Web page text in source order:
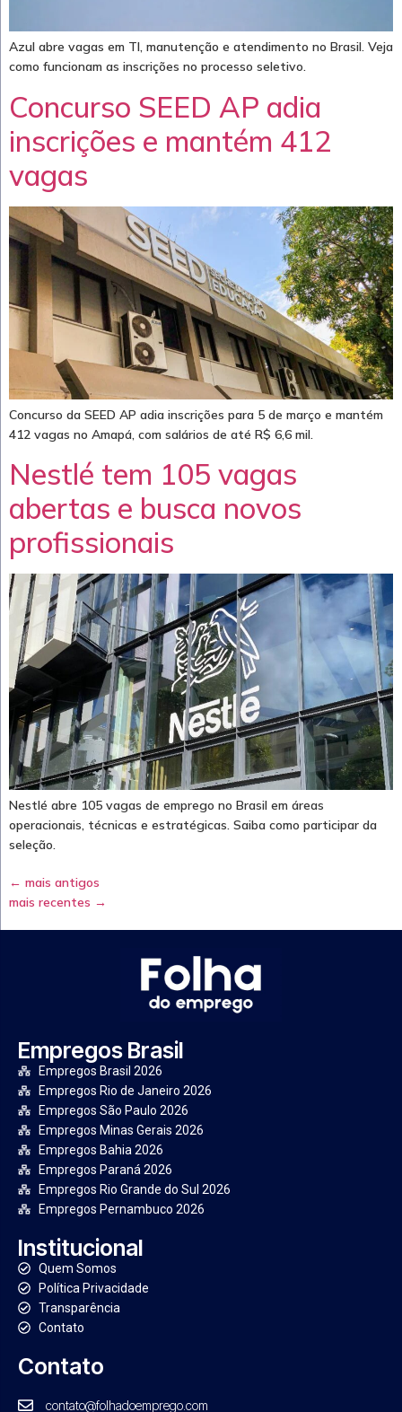
Azul abre vagas em TI, manutenção e atendimento no Brasil. Veja
como funcionam as inscrições no processo seletivo.
Concurso SEED AP adia
inscrições e mantém 412
vagas
Concurso da SEED AP adia inscrições para 5 de março e mantém
412 vagas no Amapá, com salários de até R$ 6,6 mil.
Nestlé tem 105 vagas
abertas e busca novos
profissionais
Nestlé abre 105 vagas de emprego no Brasil em áreas
operacionais, técnicas e estratégicas. Saiba como participar da
seleção.
← mais antigos
mais recentes →
Empregos Brasil
Empregos Brasil 2026
Empregos Rio de Janeiro 2026
Empregos São Paulo 2026
Empregos Minas Gerais 2026
Empregos Bahia 2026
Empregos Paraná 2026
Empregos Rio Grande do Sul 2026
Empregos Pernambuco 2026
Institucional
Quem Somos
Política Privacidade
Transparência
Contato
Contato
contato@folhadoemprego.com